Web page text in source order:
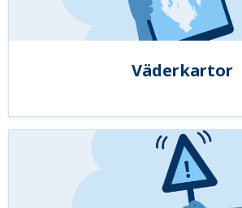
Väderkartor